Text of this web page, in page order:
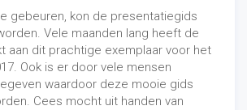
gebeuren, kon de presentatiegids
Vele maanden lang heeft de
aan dit prachtige exemplaar voor het
Ook is er door vele mensen
waardoor deze mooie gids
Cees mocht uit handen van